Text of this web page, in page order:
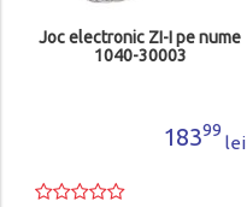
Joc electronic ZI-I pe nume
1040-30003
18399
lei